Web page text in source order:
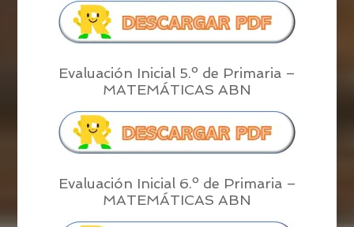
Evaluación Inicial 5.º de Primaria –
MATEMÁTICAS ABN
Evaluación Inicial 6.º de Primaria –
MATEMÁTICAS ABN